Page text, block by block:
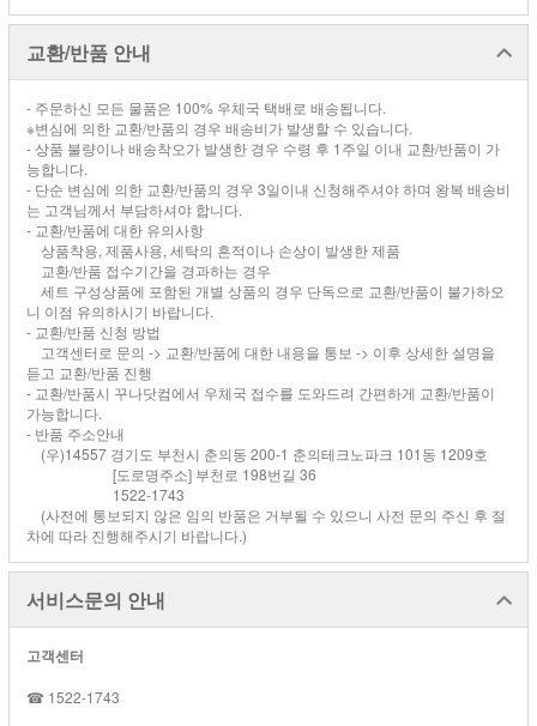
교환/반품 안내
- 주문하신 모든 물품은 100% 우체국 택배로 배송됩니다.
※변심에 의한 교환/반품의 경우 배송비가 발생할 수 있습니다.
- 상품 불량이나 배송착오가 발생한 경우 수령 후 1주일 이내 교환/반품이 가
능합니다.
- 단순 변심에 의한 교환/반품의 경우 3일이내 신청해주셔야 하며 왕복 배송비
는 고객님께서 부담하셔야 합니다.
- 교환/반품에 대한 유의사항
상품착용, 제품사용, 세탁의 흔적이나 손상이 발생한 제품
교환/반품 접수기간을 경과하는 경우
세트 구성상품에 포함된 개별 상품의 경우 단독으로 교환/반품이 불가하오
니 이점 유의하시기 바랍니다.
- 교환/반품 신청 방법
고객센터로 문의 -> 교환/반품에 대한 내용을 통보 -> 이후 상세한 설명을
듣고 교환/반품 진행
- 교환/반품시 꾸나닷컴에서 우체국 접수를 도와드려 간편하게 교환/반품이
가능합니다.
- 반품 주소안내
(우)14557 경기도 부천시 춘의동 200-1 춘의테크노파크 101동 1209호
[도로명주소] 부천로 198번길 36
1522-1743
(사전에 통보되지 않은 임의 반품은 거부될 수 있으니 사전 문의 주신 후 절
차에 따라 진행해주시기 바랍니다.)
서비스문의 안내
고객센터
☎ 1522-1743